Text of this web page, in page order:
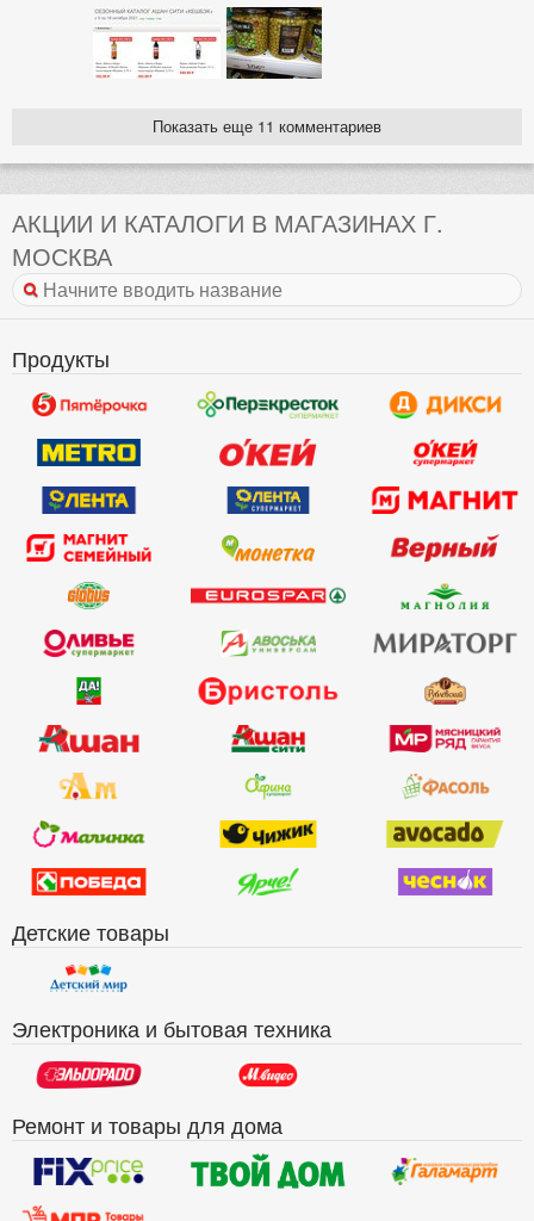
Показать еще 11 комментариев
АКЦИИ И КАТАЛОГИ В МАГАЗИНАХ Г.
МОСКВА
Продукты
Детские товары
Электроника и бытовая техника
Ремонт и товары для дома